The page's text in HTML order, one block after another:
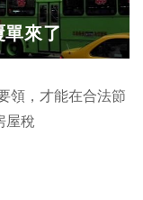
來了
領，才能在合法節
屋稅